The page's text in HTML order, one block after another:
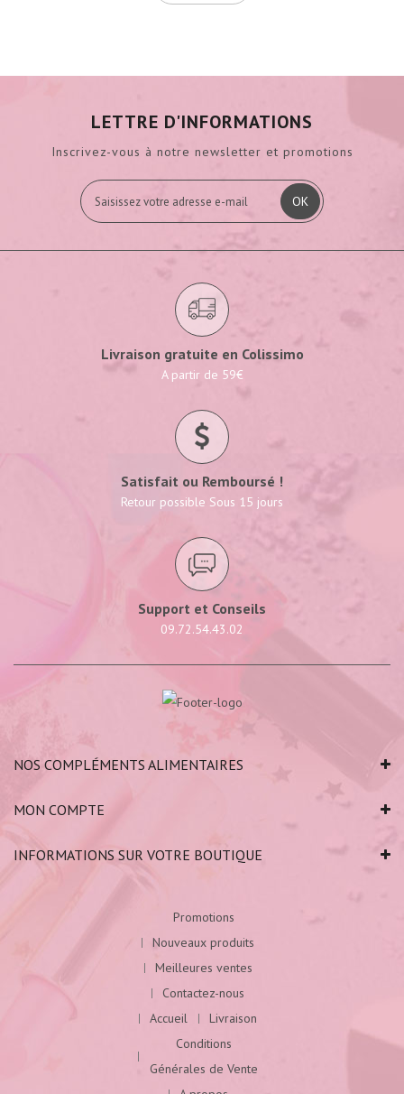
LETTRE D'INFORMATIONS
Inscrivez-vous à notre newsletter et promotions
OK
Livraison gratuite en Colissimo
A partir de 59€
Satisfait ou Remboursé !
Retour possible Sous 15 jours
Support et Conseils
09.72.54.43.02
NOS COMPLÉMENTS ALIMENTAIRES
MON COMPTE
INFORMATIONS SUR VOTRE BOUTIQUE
Promotions
Nouveaux produits
Meilleures ventes
Contactez-nous
Accueil
Livraison
Conditions
Générales de Vente